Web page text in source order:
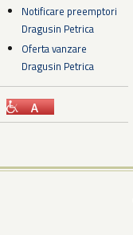
Notificare preemptori
Dragusin Petrica
Oferta vanzare
Dragusin Petrica